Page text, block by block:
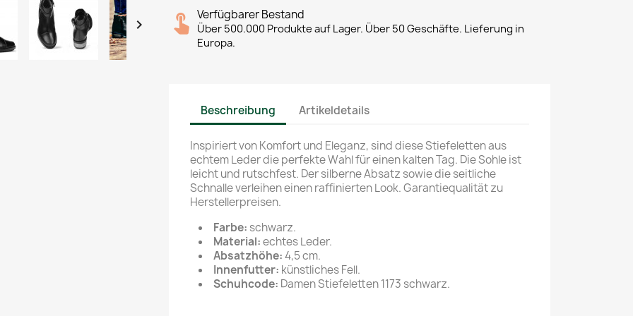

Verfügbarer Bestand
Über 500.000 Produkte auf Lager. Über 50 Geschäfte. Lieferung in
Europa.
Beschreibung Artikeldetails
Inspiriert von Komfort und Eleganz, sind diese Stiefeletten aus
echtem Leder die perfekte Wahl für einen kalten Tag. Die Sohle ist
leicht und rutschfest. Der silberne Absatz sowie die seitliche
Schnalle verleihen einen raffinierten Look. Garantiequalität zu
Herstellerpreisen.
Farbe: schwarz.
Material:echtes Leder.
Absatzhöhe:4,5 cm.
Innenfutter: künstliches Fell.
Schuhcode: Damen Stiefeletten 1173 schwarz.